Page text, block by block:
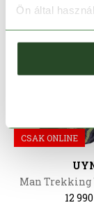
Ön által
CSAK ONLINE
Man Trekking
12